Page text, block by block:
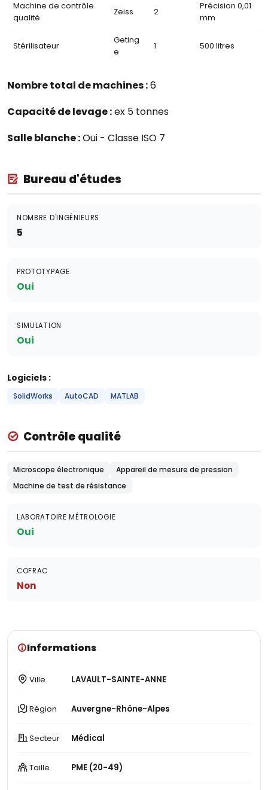
Machine de contrôle
qualité
Zeiss 2
Précision 0,01
mm
Stérilisateur
Geting
e
1 500 litres
Nombre total de machines :6
Capacité de levage :ex 5 tonnes
Salle blanche :Oui - Classe ISO 7
Bureau d'études
NOMBRE D'INGÉNIEURS
5
PROTOTYPAGE
Oui
SIMULATION
Oui
Logiciels :
SolidWorks AutoCAD MATLAB
Contrôle qualité
Microscope électronique
Appareil de mesure de pression
Machine de test de résistance
LABORATOIRE MÉTROLOGIE
Oui
COFRAC
Non
Informations
Ville LAVAULT-SAINTE-ANNE
Région Auvergne-Rhône-Alpes
Secteur Médical
Taille PME (20-49)